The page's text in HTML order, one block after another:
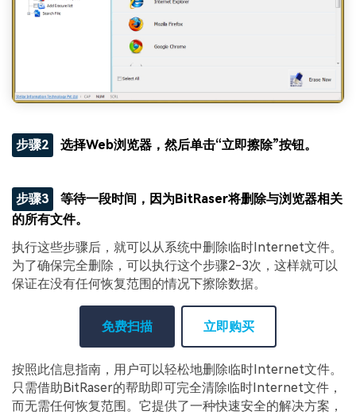
步骤2 选择Web浏览器，然后单击“立即擦除”按钮。
步骤3
等待一段时间，因为BitRaser将删除与浏览器相关
的所有文件。
执行这些步骤后，就可以从系统中删除临时Internet文件。
为了确保完全删除，可以执行这个步骤2-3次，这样就可以
保证在没有任何恢复范围的情况下擦除数据。
免费扫描 立即购买
按照此信息指南，用户可以轻松地删除临时Internet文件。
只需借助BitRaser的帮助即可完全清除临时Internet文件，
而无需任何恢复范围。它提供了一种快速安全的解决方案，